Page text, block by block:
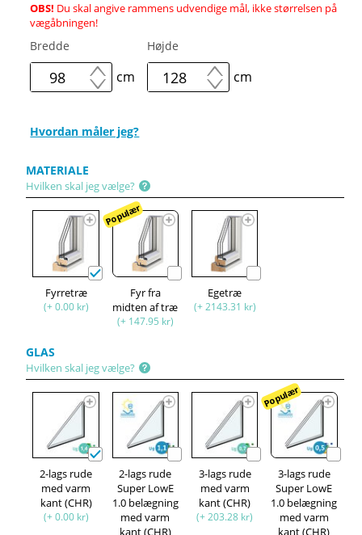
OBS! Du skal angive rammens udvendige mål, ikke størrelsen på
vægåbningen!
Bredde
cm
Højde
cm
Hvordan måler jeg?
MATERIALE
Hvilken skal jeg vælge?
Fyrretræ
(+ 0.00 kr)
Populær
Fyr fra
midten af træ
(+ 147.95 kr)
Egetræ
(+ 2143.31 kr)
GLAS
Hvilken skal jeg vælge?
2-lags rude
med varm
kant (CHR)
(+ 0.00 kr)
2-lags rude
Super LowE
1.0 belægning
med varm
kant (CHR)
3-lags rude
med varm
kant (CHR)
(+ 203.28 kr)
Populær
3-lags rude
Super LowE
1.0 belægning
med varm
kant (CHR)